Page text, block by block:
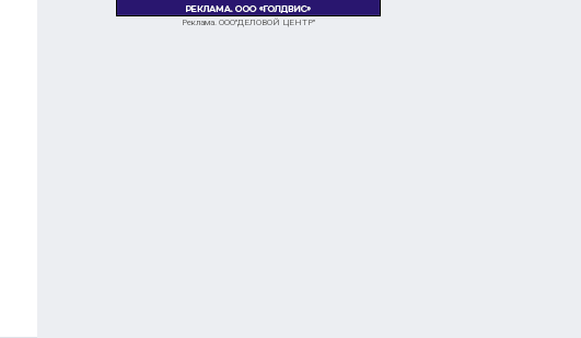
Реклама. ООО"ДЕЛОВОЙ ЦЕНТР"